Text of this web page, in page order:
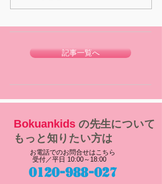
記事一覧へ
Bokuankids の先生について
もっと知りたい方は
お電話でのお問合せはこちら
受付／平日 10:00～18:00
0120-988-027